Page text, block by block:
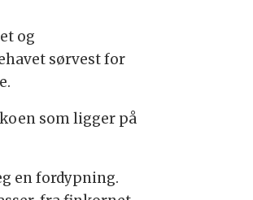
og
sørvest for
som ligger på
en fordypning.